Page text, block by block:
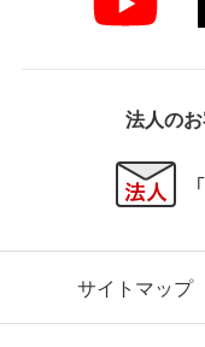
法人の
サイトマップ